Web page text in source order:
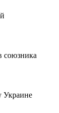
союзника
Украине